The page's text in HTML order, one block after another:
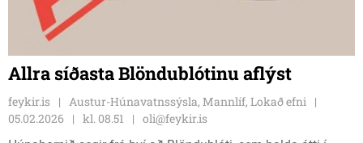
Allra síðasta Blöndublótinu aflýst
feykir.is
Austur-Húnavatnssýsla, Mannlíf, Lokað efni
05.02.2026
kl. 08.51
oli@feykir.is